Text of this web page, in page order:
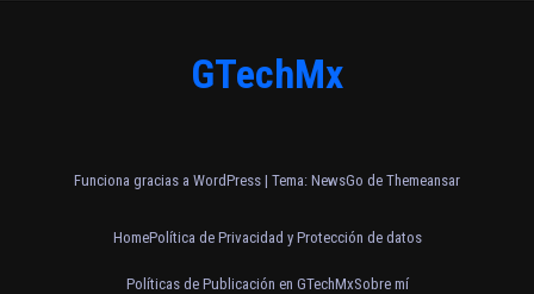
GTechMx
Funciona gracias a WordPress | Tema: NewsGo de Themeansar
HomePolítica de Privacidad y Protección de datos
Políticas de Publicación en GTechMxSobre mí